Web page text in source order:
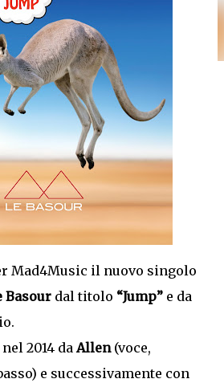
Mad4Music il nuovo singolo
Basour dal titolo “Jump” e da
2014 daAllen(voce,
e successivamente con